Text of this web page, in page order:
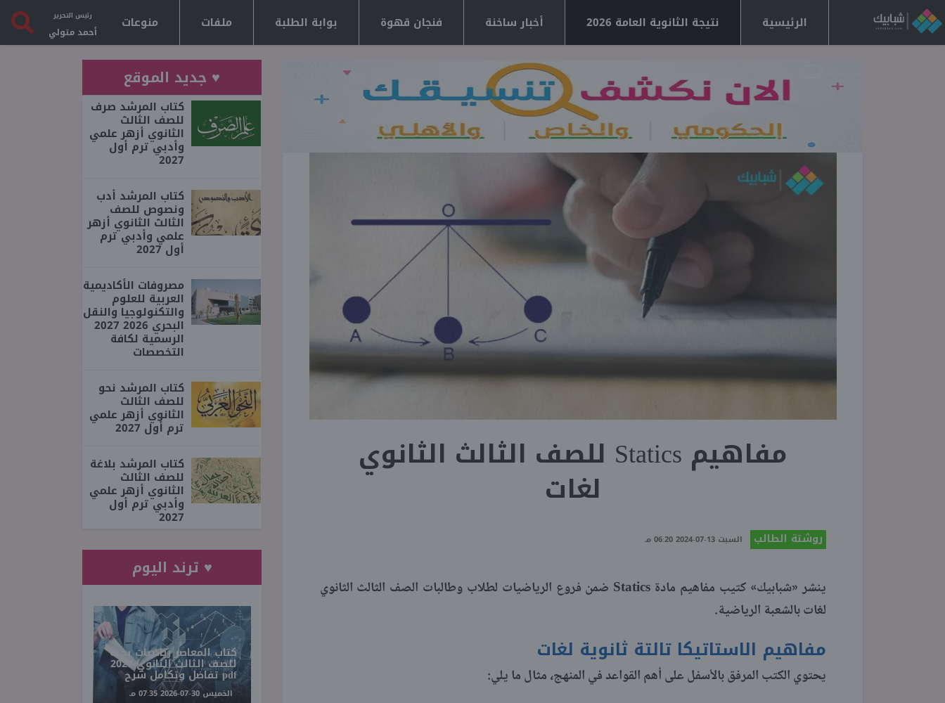
الرئيسية نتيجة الثانوية العامة 2026 أخبار ساخنة فنجان قهوة بوابة الطلبة ملفات منوعات رئيس التحرير
أحمد متولي
مفاهيم Statics للصف الثالث الثانوي
لغات
روشتة الطالب السبت 13-07-2024 06:20 مـ
ينشر «شبابيك» كتيب مفاهيم مادة Statics ضمن فروع الرياضيات لطلاب وطالبات الصف الثالث الثانوي
لغات بالشعبة الرياضية.
مفاهيم الاستاتيكا تالتة ثانوية لغات
يحتوي الكتب المرفق بالأسفل على أهم القواعد في المنهج، مثال ما يلي:
♥ جديد الموقع
كتاب المرشد صرف
للصف الثالث
الثانوي أزهر علمي
وأدبي ترم أول
2027
كتاب المرشد أدب
ونصوص للصف
الثالث الثانوي أزهر
علمي وأدبي ترم
أول 2027
مصروفات الأكاديمية
العربية للعلوم
والتكنولوجيا والنقل
البحري 2026 2027
الرسمية لكافة
التخصصات
كتاب المرشد نحو
للصف الثالث
الثانوي أزهر علمي
ترم أول 2027
كتاب المرشد بلاغة
للصف الثالث
الثانوي أزهر علمي
وأدبي ترم أول
2027
♥ ترند اليوم
كتاب المعاصر رياضيات بحته
للصف الثالث الثانوي 2027
pdf تفاضل وتكامل شرح
الخميس 30-07-2026 07:35 مـ